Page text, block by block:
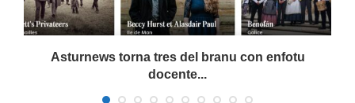
Asturnews torna tres del branu con enfotu
docente...